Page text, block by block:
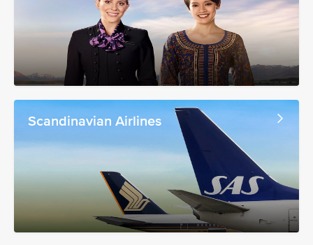
Scandinavian Airlines